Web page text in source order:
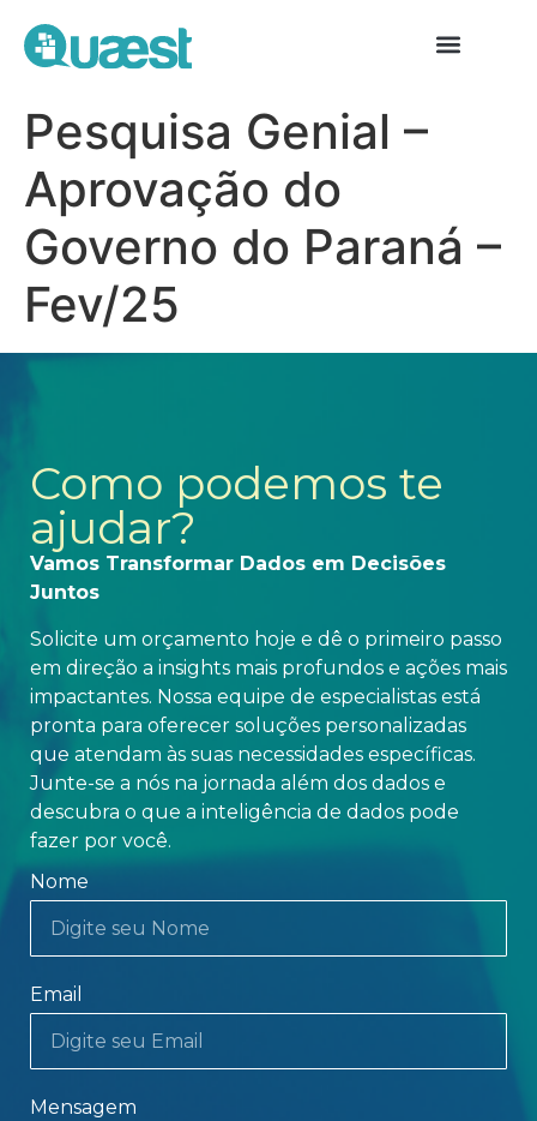
Pesquisa Genial –
Aprovação do
Governo do Paraná –
Fev/25
Como podemos te
ajudar?
Vamos Transformar Dados em Decisões
Juntos
Solicite um orçamento hoje e dê o primeiro passo
em direção a insights mais profundos e ações mais
impactantes. Nossa equipe de especialistas está
pronta para oferecer soluções personalizadas
que atendam às suas necessidades específicas.
Junte-se a nós na jornada além dos dados e
descubra o que a inteligência de dados pode
fazer por você.
Nome
Email
Mensagem